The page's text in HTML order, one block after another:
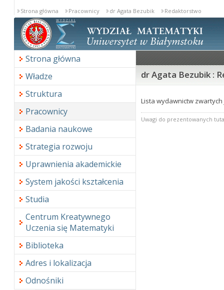
Strona główna Pracownicy dr Agata Bezubik Redaktorstwo
Strona główna
Władze
Struktura
Pracownicy
Badania naukowe
Strategia rozwoju
Uprawnienia akademickie
System jakości kształcenia
Studia
Centrum Kreatywnego
Uczenia się Matematyki
Biblioteka
Adres i lokalizacja
Odnośniki
dr Agata Bezubik :
Lista wydawnictw
Uwagi do prezentowanych